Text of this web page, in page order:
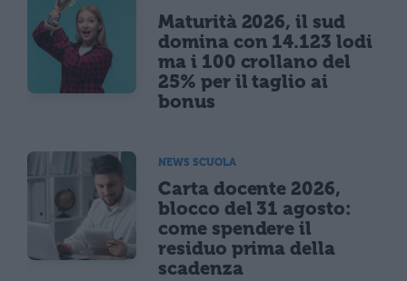
Maturità 2026, il sud
domina con 14.123 lodi
ma i 100 crollano del
25% per il taglio ai
bonus
NEWS SCUOLA
Carta docente 2026,
blocco del 31 agosto:
come spendere il
residuo prima della
scadenza